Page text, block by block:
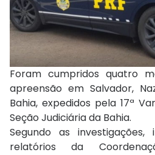
Foram cumpridos quatro
apreensão em Salvador,
Bahia, expedidos pela 17ª
Seção Judiciária da Bahia.
Segundo as
relatórios da